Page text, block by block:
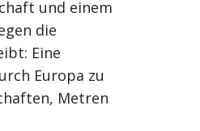
und einem
die
Eine
Europa zu
Metren